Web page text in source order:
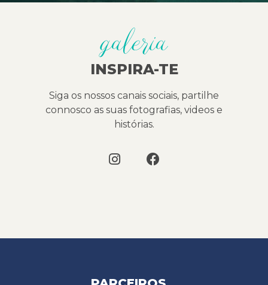
galeria
INSPIRA-TE
Siga os nossos canais sociais, partilhe
connosco as suas fotografias, videos e
histórias.